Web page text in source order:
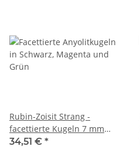
Rubin-Zoisit Strang -
facettierte Kugeln 7 mm
grün schwarz magenta, 39
34,51 € *